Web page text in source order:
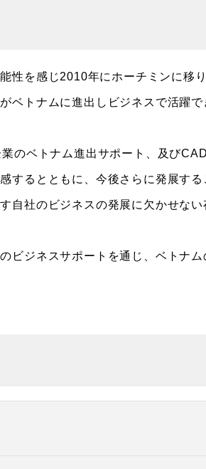
性を感じ2010年にホーチミンに移
ベトナムに進出しビジネスで活躍
のベトナム進出サポート、及び
するとともに、今後さらに発展す
自社のビジネスの発展に欠かせな
ビジネスサポートを通じ、ベトナ